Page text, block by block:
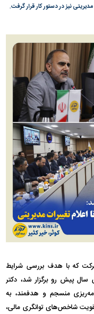
نیز در دستور کار قرار گرفت.
که با هدف بررسی شرایط
سال پیش رو برگزار شد، دکتر
منسجم و هدفمند، به
شاخص‌های توانگری مالی،